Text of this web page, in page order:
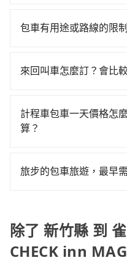
總計2,930元。不過新竹
用tripool並到府專車接
與等車上，現在還不馬
eTag和可能的每小時40
Vios這類乘坐體驗較差
客遺留的垃圾或者撞凹
都好像在開樂透一樣。
客的人來說就有不小的
車，那要注意新竹縣僅
雀客童媽吉親子旅館
客童媽吉親子旅館
定及可靠的，大多數的
車前一日凌晨6點前取消
包車有用途或路線的限
MAGI Kids或是全台灣
商務出差、貴賓來訪、
送、定期洗腎、包月上
可以受理，並於乘車後一
來回叫車怎麼訂？會比
趟車的資訊，所以如果
定。至於價格已經市場
計程車包車一天價格怎
算？
格通常是根據時間或距
下，旅步的包車服務價格
按照包車時間和里程、車
透明，方便客戶可以更加
旅步的包車旅遊，最早
以不妨趁早訂購，享受更
除了 新竹縣 到
CHECK inn